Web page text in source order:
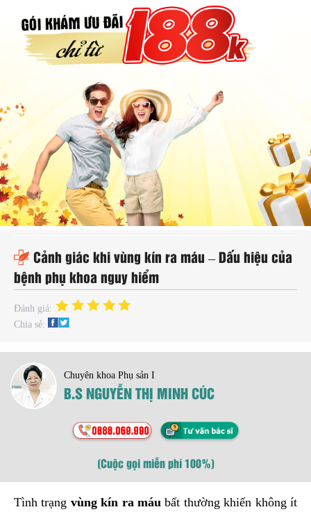
Cảnh giác khi vùng kín ra máu – Dấu hiệu của
bệnh phụ khoa nguy hiểm
Đánh giá:
Chia sẻ:
Chuyên khoa Phụ sản I
B.S NGUYỄN THỊ MINH CÚC
(Cuộc gọi miễn phí 100%)
Tình trạng vùng kín ra máubất thường khiến không ít